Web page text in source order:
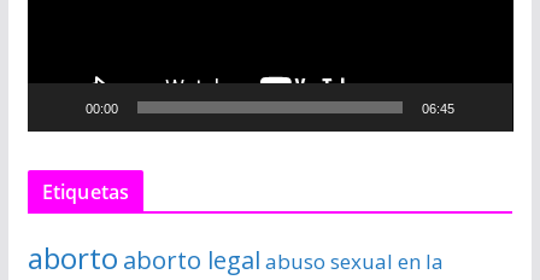
c
r
v
00:00 06:45
Etiquetas
aborto aborto legal abuso sexual en la